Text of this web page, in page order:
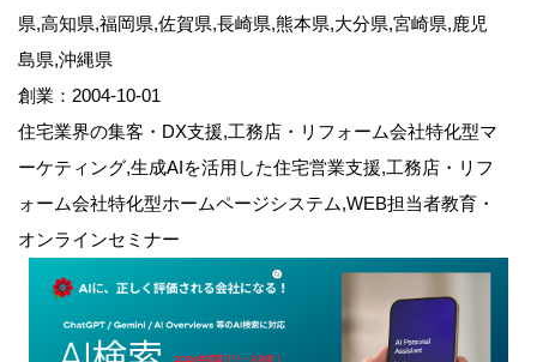
県,高知県,福岡県,佐賀県,長崎県,熊本県,大分県,宮崎県,鹿児
島県,沖縄県
創業：2004-10-01
住宅業界の集客・DX支援,工務店・リフォーム会社特化型マ
ーケティング,生成AIを活用した住宅営業支援,工務店・リフ
ォーム会社特化型ホームページシステム,WEB担当者教育・
オンラインセミナー